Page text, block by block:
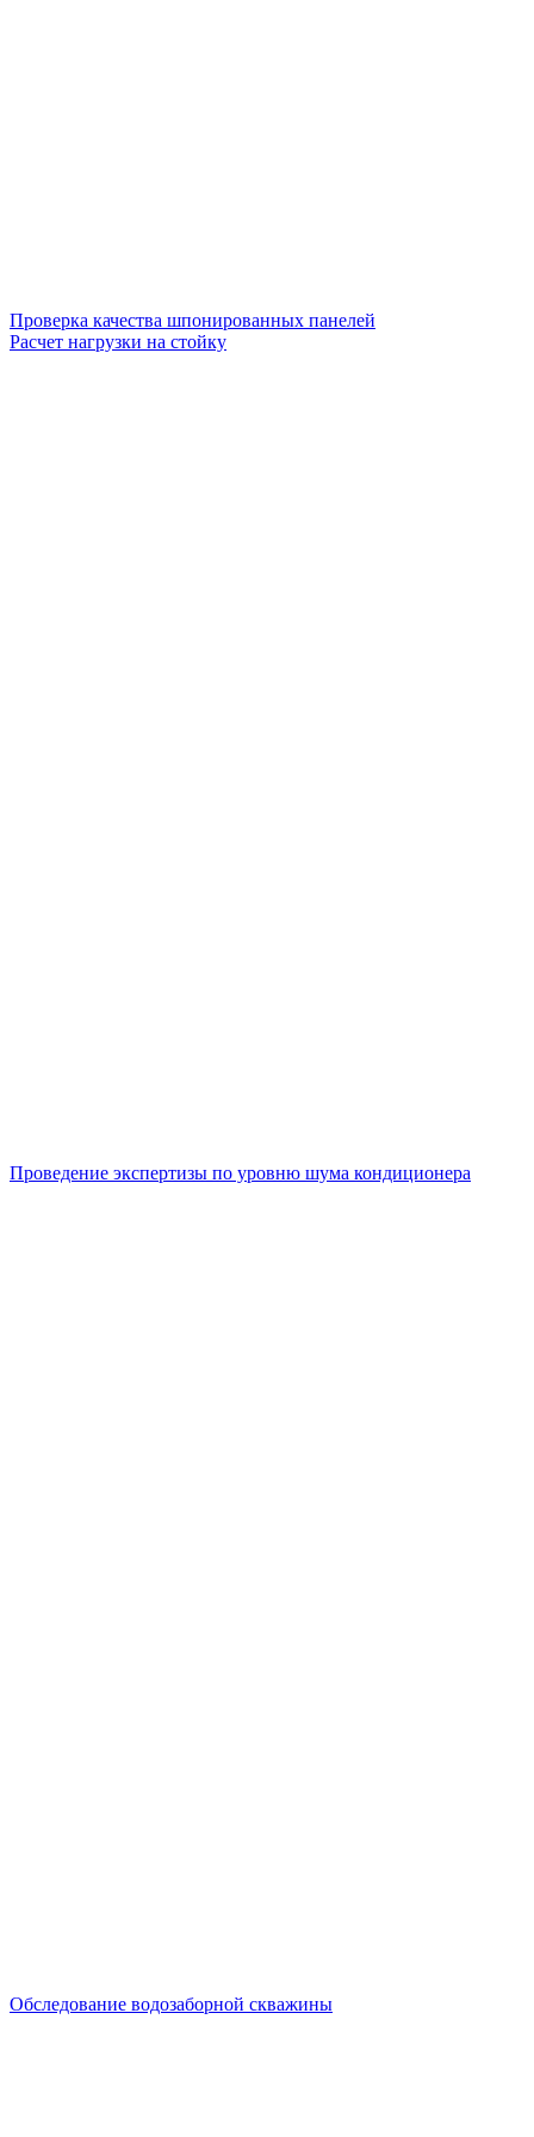
Проверка качества шпонированных панелей
Расчет нагрузки на стойку
Проведение экспертизы по уровню шума кондиционера
Обследование водозаборной скважины